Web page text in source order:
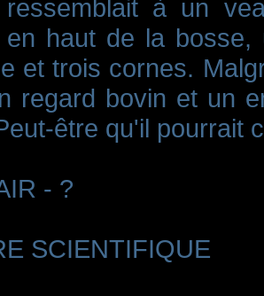
ressemblait à un
en haut de la
et trois cornes.
regard bovin et un
être qu'il pourrait
- ?
SCIENTIFIQUE